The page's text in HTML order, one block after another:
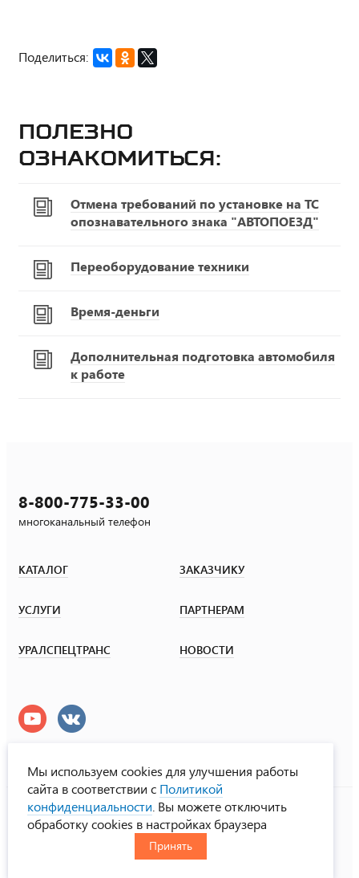
Поделиться:
Полезно
ознакомиться:
Отмена требований по установке на ТС
опознавательного знака "АВТОПОЕЗД"
Переоборудование техники
Время-деньги
Дополнительная подготовка автомобиля
к работе
8-800-775-33-00
многоканальный телефон
КАТАЛОГ ЗАКАЗЧИКУ
УСЛУГИ ПАРТНЕРАМ
УРАЛСПЕЦТРАНС НОВОСТИ
УралСпецТранс
© ООО «Урал СТ», 2000-2026
Политика конфиденциальности
CHN
Мы используем cookies для улучшения работы
сайта в соответствии с Политикой
конфиденциальности . Вы можете отключить
обработку cookies в настройках браузера
Принять